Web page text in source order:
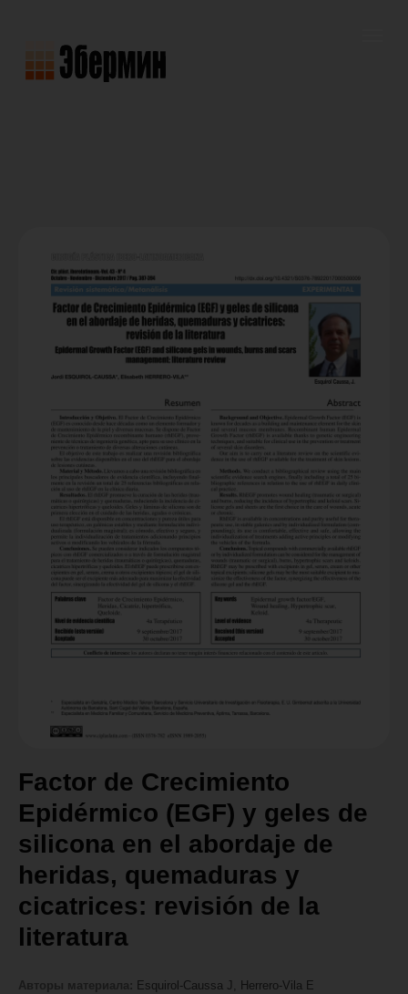
Factor de Crecimiento
Epidérmico (EGF) y geles de
silicona en el abordaje de
heridas, quemaduras y
cicatrices: revisión de la
literatura
Авторы материала: Esquirol-Caussa J, Herrero-Vila E